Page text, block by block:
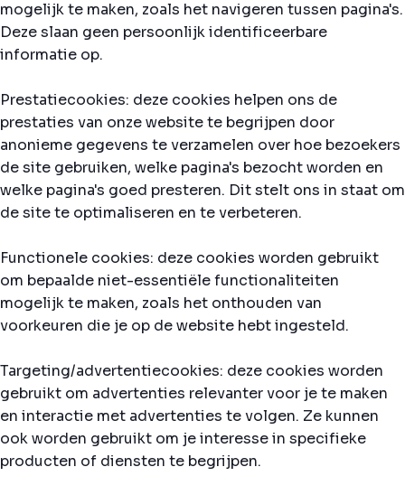
mogelijk te maken, zoals het navigeren tussen pagina's.
Deze slaan geen persoonlijk identificeerbare
informatie op.
Prestatiecookies: deze cookies helpen ons de
prestaties van onze website te begrijpen door
anonieme gegevens te verzamelen over hoe bezoekers
de site gebruiken, welke pagina's bezocht worden en
welke pagina's goed presteren. Dit stelt ons in staat om
de site te optimaliseren en te verbeteren.
Functionele cookies: deze cookies worden gebruikt
om bepaalde niet-essentiële functionaliteiten
mogelijk te maken, zoals het onthouden van
voorkeuren die je op de website hebt ingesteld.
Targeting/advertentiecookies: deze cookies worden
gebruikt om advertenties relevanter voor je te maken
en interactie met advertenties te volgen. Ze kunnen
ook worden gebruikt om je interesse in specifieke
producten of diensten te begrijpen.